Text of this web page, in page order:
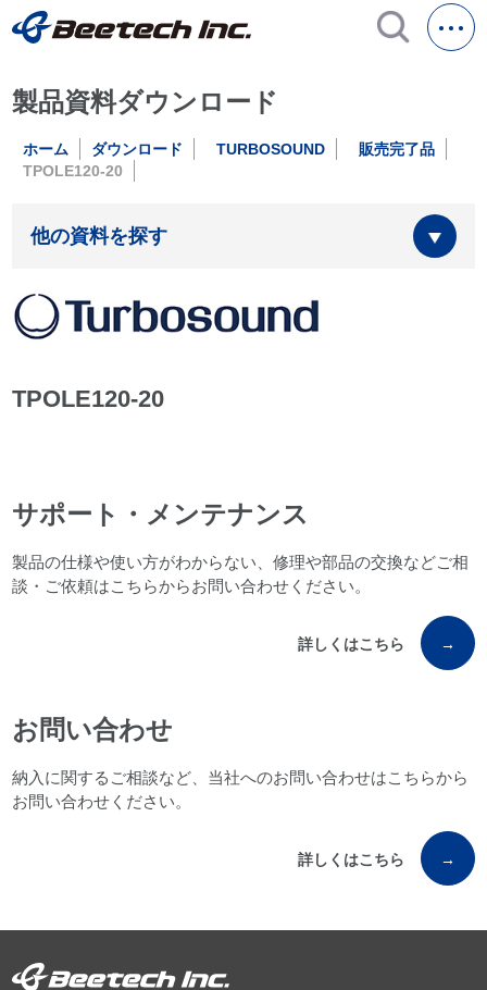
製品資料ダウンロード
ホーム ダウンロード TURBOSOUND
販売完了品
TPOLE120-20
他の資料を探す
TPOLE120-20
サポート・メンテナンス
製品の仕様や使い方がわからない、修理や部品の交換などご相
談・ご依頼はこちらからお問い合わせください。
詳しくはこちら →
お問い合わせ
納入に関するご相談など、当社へのお問い合わせはこちらから
お問い合わせください。
詳しくはこちら →